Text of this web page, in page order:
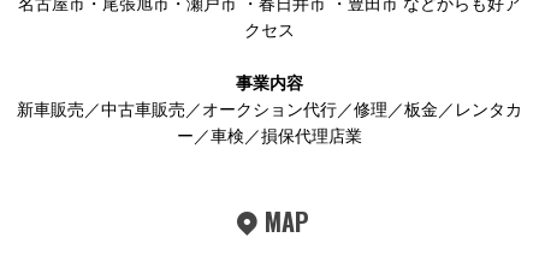
名古屋市 ・ 尾張旭市 ・ 瀬戸市 ・ 春日井市 ・ 豊田市 などからも好ア
クセス
事業内容
新車販売／中古車販売／オークション代行／修理／板金／レンタカ
ー／車検／損保代理店業
MAP